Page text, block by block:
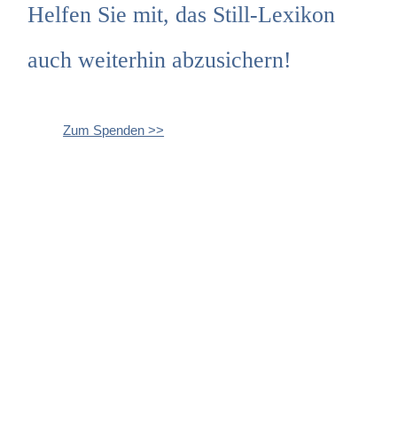
Helfen Sie mit, das Still-Lexikon
auch weiterhin abzusichern!
Zum Spenden >>